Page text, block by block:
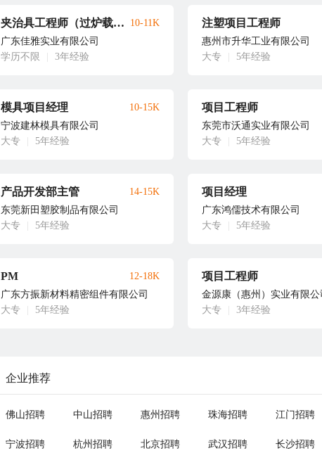
夹治具工程师（过炉载具）
广东佳雅实业有限公司
学历不限
3年经验
10-11K 注塑项目工程师
惠州市升华工业有限公司
大专
5年经验
模具项目经理
宁波建林模具有限公司
大专
5年经验
10-15K 项目工程师
东莞市沃通实业有限公司
大专
5年经验
产品开发部主管
东莞新田塑胶制品有限公司
大专
5年经验
14-15K 项目经理
广东鸿儒技术有限公司
大专
5年经验
PM
广东方振新材料精密组件有限公司
大专
5年经验
12-18K 项目工程师
金源康（惠州）实业有限公
大专
3年经验
企业推荐
佛山招聘 中山招聘 惠州招聘 珠海招聘 江门招聘
宁波招聘 杭州招聘 北京招聘 武汉招聘 长沙招聘